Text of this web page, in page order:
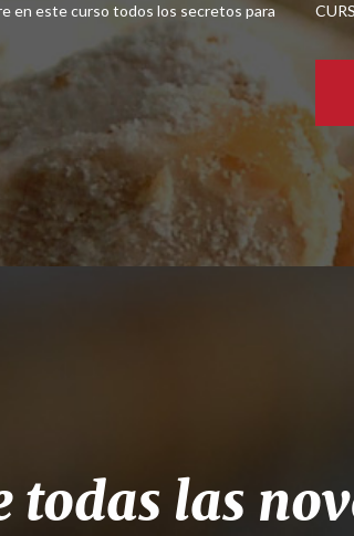
en este curso todos los secretos para
todas las